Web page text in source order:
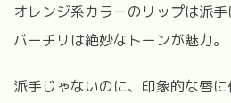
オレンジ系カラーのリップは派
バーチリは絶妙なトーンが魅力。
派手じゃないのに、印象的な唇